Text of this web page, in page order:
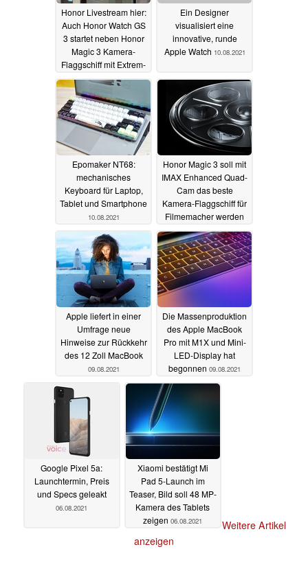
Honor Livestream hier:
Auch Honor Watch GS
3 startet neben Honor
Magic 3 Kamera-
Flaggschiff mit Extrem-
Weitwinkel, wie ein
Leak zeigt
Ein Designer
visualisiert eine
innovative, runde
Apple Watch 10.08.2021
Epomaker NT68:
mechanisches
Keyboard für Laptop,
Tablet und Smartphone
10.08.2021
Honor Magic 3 soll mit
IMAX Enhanced Quad-
Cam das beste
Kamera-Flaggschiff für
Filmemacher werden
10.08.2021
Apple liefert in einer
Umfrage neue
Hinweise zur Rückkehr
des 12 Zoll MacBook
09.08.2021
Die Massenproduktion
des Apple MacBook
Pro mit M1X und Mini-
LED-Display hat
begonnen 09.08.2021
Google Pixel 5a:
Launchtermin, Preis
und Specs geleakt
06.08.2021
Xiaomi bestätigt Mi
Pad 5-Launch im
Teaser, Bild soll 48 MP-
Kamera des Tablets
zeigen 06.08.2021
Weitere Artikel
anzeigen